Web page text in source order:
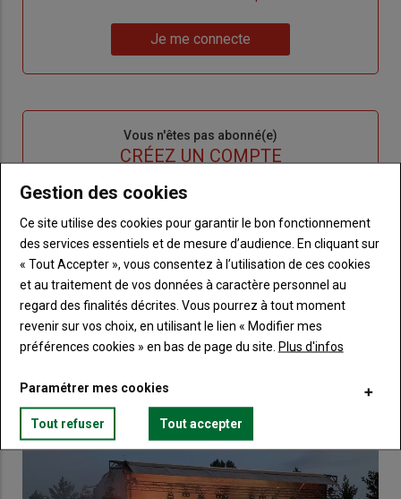
de
me
Je me connecte
Vous n'êtes pas abonné(e)
CRÉEZ UN COMPTE
BodyChoisissez votre formule et créez votre
compte pour accéder à tout Terre de
Touraine.
Lien Créez un compte
VOUS AIMEREZ AUSSI
Gestion des cookies
Ce site utilise des cookies pour garantir le bon fonctionnement
des services essentiels et de mesure d’audience. En cliquant sur
« Tout Accepter », vous consentez à l’utilisation de ces cookies
et au traitement de vos données à caractère personnel au
regard des finalités décrites. Vous pourrez à tout moment
revenir sur vos choix, en utilisant le lien « Modifier mes
préférences cookies » en bas de page du site. Plus d'infos
Paramétrer mes cookies
Tout refuser Tout accepter